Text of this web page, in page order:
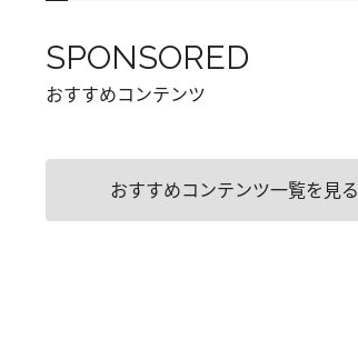
SPONSORED
おすすめコンテンツ
おすすめコンテンツ一覧を見る